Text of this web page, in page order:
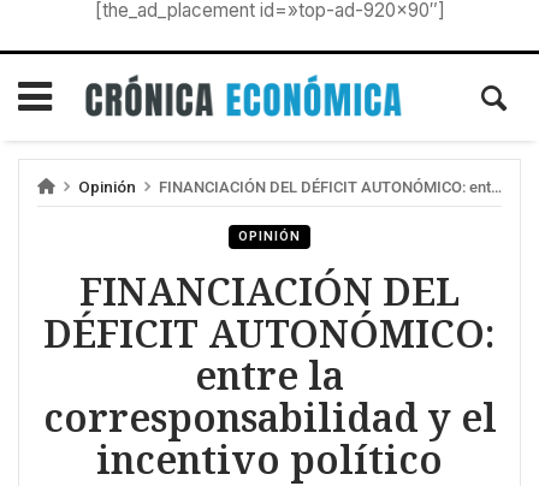
[the_ad_placement id=»top-ad-920×90″]
Opinión FINANCIACIÓN DEL DÉFICIT AUTONÓMICO: entre la corresponsabilidad y el incentivo político
OPINIÓN
FINANCIACIÓN DEL
DÉFICIT AUTONÓMICO:
entre la
corresponsabilidad y el
incentivo político